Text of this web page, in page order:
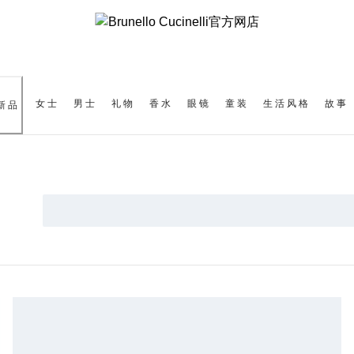
品 女士 男士 礼物 香水 眼镜 童装 生活风格 故事